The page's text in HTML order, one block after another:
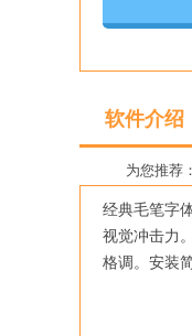
软件介绍
为您推荐：
经典毛笔字
视觉冲击力
格调。安装